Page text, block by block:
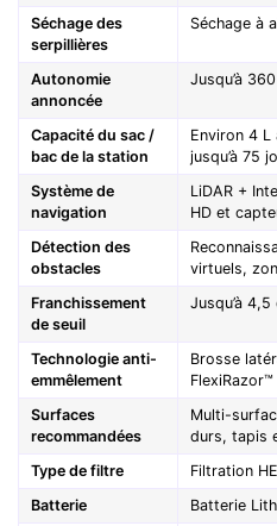
Séchage des
serpillières
Séchage à
Autonomie
annoncée
Jusqu’à
Capacité du sac /
bac de la station
Environ 4 L
jusqu’à 75
Système de
navigation
LiDAR +
HD et
Détection des
obstacles
virtuels,
Franchissement
de seuil
Jusqu’à
Technologie anti-
emmêlement
Brosse
Surfaces
recommandées
Multi-
durs, tapis
Type de filtre
Filtration
Batterie
Batterie